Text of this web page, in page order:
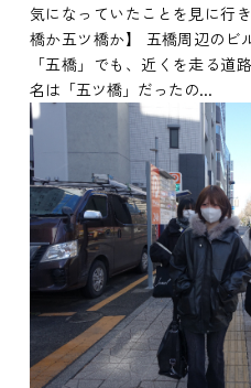
気になっていたことを見に行
橋か五ツ橋か】 五橋周辺のビ
「五橋」でも、近くを走る道
名は「五ツ橋」だったの...